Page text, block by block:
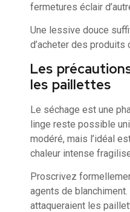
fermetures éclair
Une lessive douce
d’acheter des produits
Les
les paillettes
Le séchage est une
linge reste possible
modéré, mais l’idéal
chaleur intense
Proscrivez
agents de
attaqueraient les